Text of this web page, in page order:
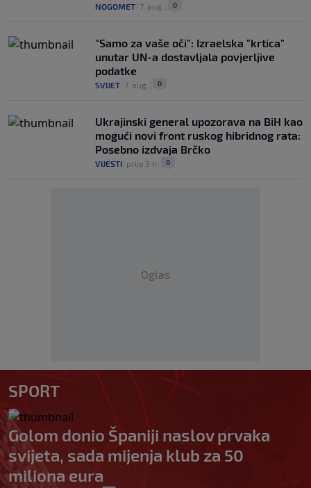
NOGOMET 7. aug. 0
"Samo za vaše oči": Izraelska "krtica"
unutar UN-a dostavljala povjerljive
podatke
SVIJET 7. aug. 0
Ukrajinski general upozorava na BiH kao
mogući novi front ruskog hibridnog rata:
Posebno izdvaja Brčko
VIJESTI prije 3 h 0
Oglas
SPORT
Golom donio Španiji naslov prvaka
svijeta, sada mijenja klub za 50
miliona eura